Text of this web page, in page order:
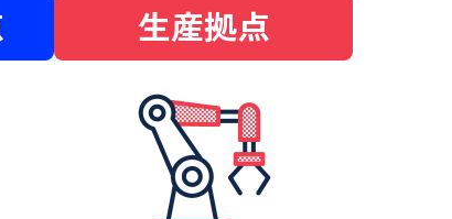
生産拠点